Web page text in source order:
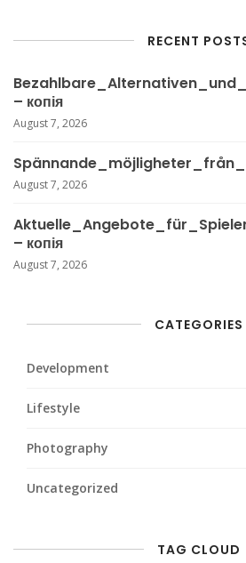
RECENT
– копія
August 7, 2026
August 7, 2026
– копія
August 7, 2026
CATEGORIES
Development
Lifestyle
Photography
Uncategorized
TAG CLOUD